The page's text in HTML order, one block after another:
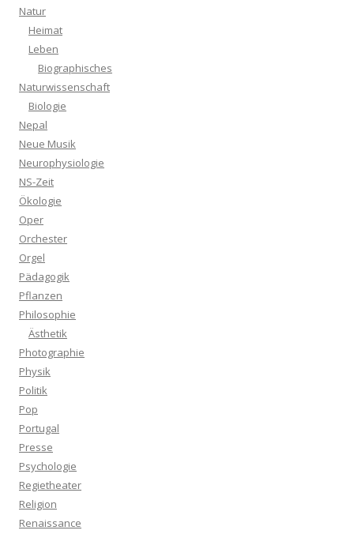
Natur
Heimat
Leben
Biographisches
Naturwissenschaft
Biologie
Nepal
Neue Musik
Neurophysiologie
NS-Zeit
Ökologie
Oper
Orchester
Orgel
Pädagogik
Pflanzen
Philosophie
Ästhetik
Photographie
Physik
Politik
Pop
Portugal
Presse
Psychologie
Regietheater
Religion
Renaissance